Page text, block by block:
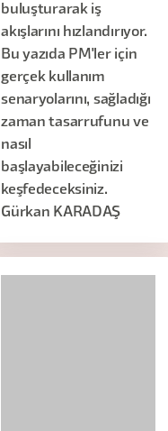
buluşturarak iş
akışlarını hızlandırıyor.
Bu yazıda PM'ler için
gerçek kullanım
senaryolarını, sağladığı
zaman tasarrufunu ve
nasıl
başlayabileceğinizi
keşfedeceksiniz.
Gürkan KARADAŞ